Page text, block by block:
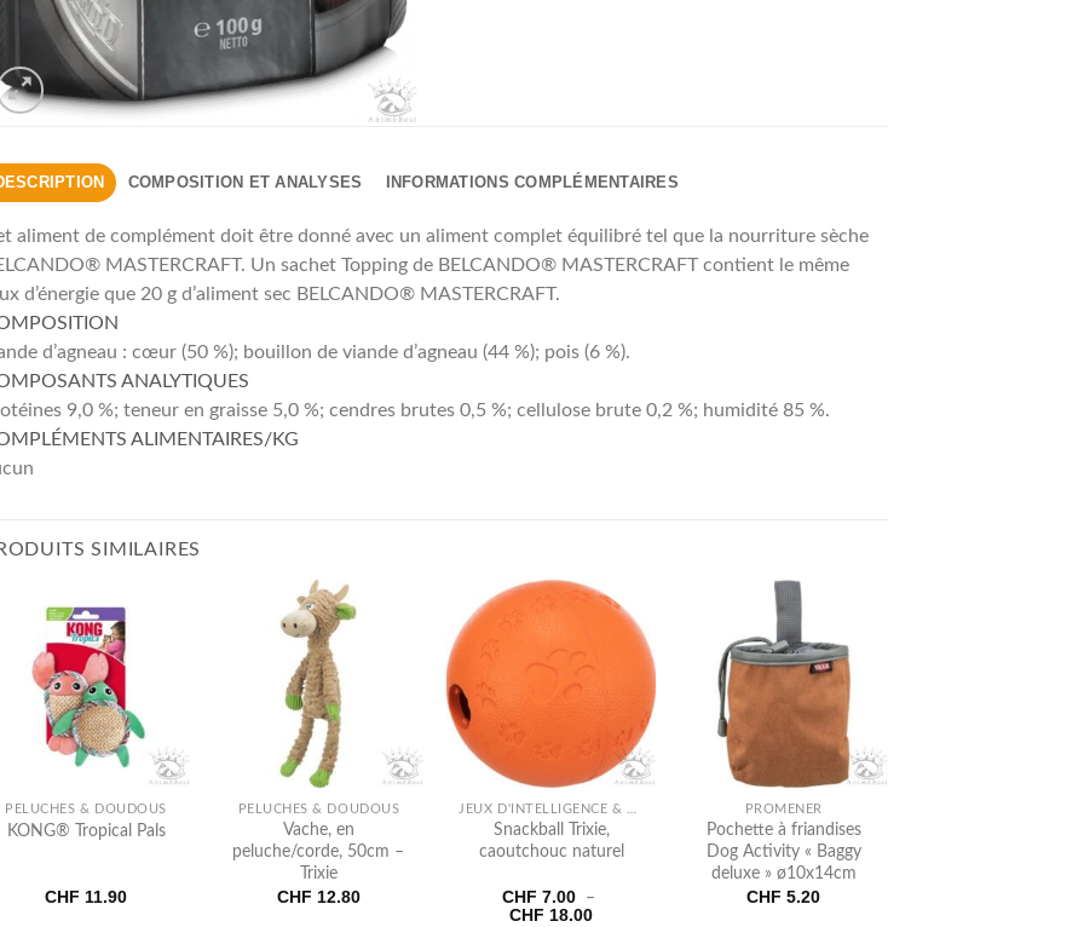
COMPOSITION ET ANALYSES INFORMATIONS COMPLÉMENTAIRES
aliment de complément doit être donné avec un aliment complet équilibré tel que la nourriture sèche
MASTERCRAFT. Un sachet Topping de BELCANDO® MASTERCRAFT contient le même
d’énergie que 20 g d’aliment sec BELCANDO® MASTERCRAFT.
d’agneau : cœur (50 %); bouillon de viande d’agneau (44 %); pois (6 %).
ANALYTIQUES
9,0 %; teneur en graisse 5,0 %; cendres brutes 0,5 %; cellulose brute 0,2 %; humidité 85 %.
ALIMENTAIRES/KG
SIMILAIRES
PELUCHES & DOUDOUS
KONG® Tropical Pals
CHF 11.90
PELUCHES & DOUDOUS
Vache, en
peluche/corde, 50cm –
Trixie
CHF 12.80
Snackball Trixie,
caoutchouc naturel
CHF 7.00 –
CHF 18.00Plage
PROMENER
Pochette à friandises
Dog Activity « Baggy
deluxe » ø10x14cm
CHF 5.20